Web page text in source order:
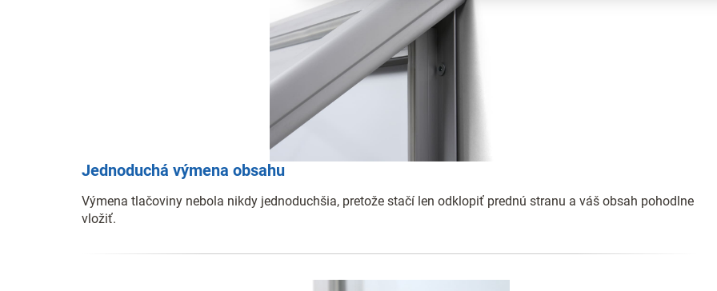
Jednoduchá výmena obsahu
Výmena tlačoviny nebola nikdy jednoduchšia, pretože stačí len odklopiť prednú stranu a váš obsah pohodlne
vložiť.